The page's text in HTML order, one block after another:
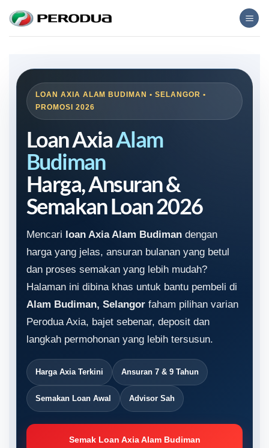
content
LOAN AXIA ALAM BUDIMAN • SELANGOR •
PROMOSI 2026
Loan AxiaAlam
Budiman
Harga, Ansuran &
Semakan Loan 2026
Mencari loan Axia Alam Budiman dengan
harga yang jelas, ansuran bulanan yang betul
dan proses semakan yang lebih mudah?
Halaman ini dibina khas untuk bantu pembeli di
Alam Budiman, Selangor faham pilihan varian
Perodua Axia, bajet sebenar, deposit dan
langkah permohonan yang lebih tersusun.
Harga Axia Terkini Ansuran 7 & 9 Tahun
Semakan Loan Awal Advisor Sah
Semak Loan Axia Alam Budiman